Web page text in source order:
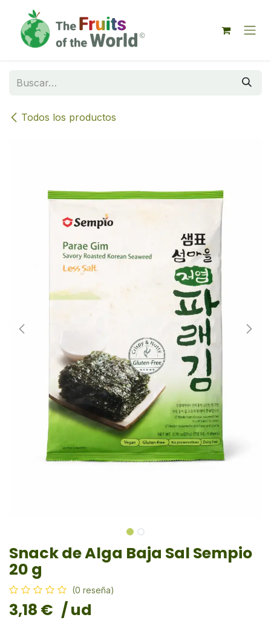
Todos los productos
Snack de Alga Baja Sal Sempio
20 g
(0 reseña)
3,18 € / ud